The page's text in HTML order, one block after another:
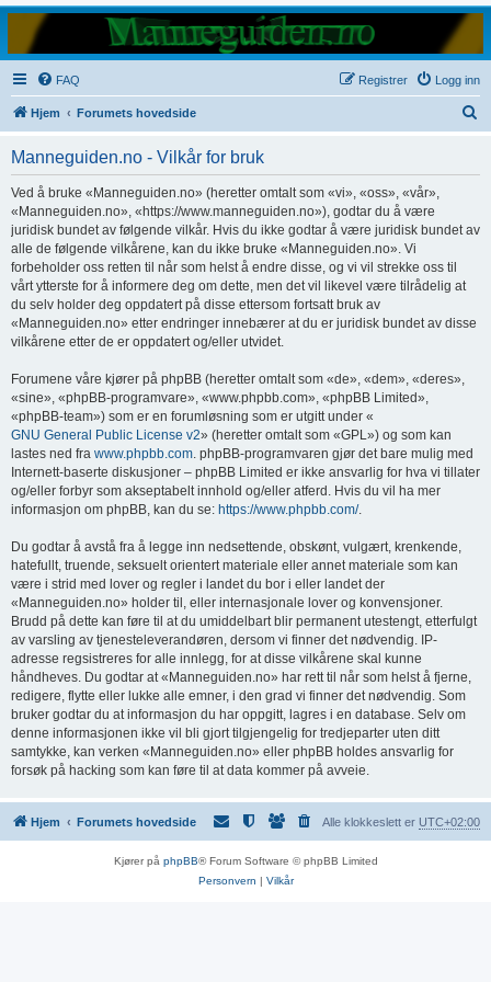
FAQ Logg inn
Registrer
Hjem Forumets hovedside
Manneguiden.no - Vilkår for bruk
Ved å bruke «Manneguiden.no» (heretter omtalt som «vi», «oss», «vår»,
«Manneguiden.no», «https://www.manneguiden.no»), godtar du å være
juridisk bundet av følgende vilkår. Hvis du ikke godtar å være juridisk bundet av
alle de følgende vilkårene, kan du ikke bruke «Manneguiden.no». Vi
forbeholder oss retten til når som helst å endre disse, og vi vil strekke oss til
vårt ytterste for å informere deg om dette, men det vil likevel være tilrådelig at
du selv holder deg oppdatert på disse ettersom fortsatt bruk av
«Manneguiden.no» etter endringer innebærer at du er juridisk bundet av disse
vilkårene etter de er oppdatert og/eller utvidet.
Forumene våre kjører på phpBB (heretter omtalt som «de», «dem», «deres»,
«sine», «phpBB-programvare», «www.phpbb.com», «phpBB Limited»,
«phpBB-team») som er en forumløsning som er utgitt under «
GNU General Public License v2» (heretter omtalt som «GPL») og som kan
lastes ned fra www.phpbb.com . phpBB-programvaren gjør det bare mulig med
Internett-baserte diskusjoner – phpBB Limited er ikke ansvarlig for hva vi tillater
og/eller forbyr som akseptabelt innhold og/eller atferd. Hvis du vil ha mer
informasjon om phpBB, kan du se: https://www.phpbb.com/.
Du godtar å avstå fra å legge inn nedsettende, obskønt, vulgært, krenkende,
hatefullt, truende, seksuelt orientert materiale eller annet materiale som kan
være i strid med lover og regler i landet du bor i eller landet der
«Manneguiden.no» holder til, eller internasjonale lover og konvensjoner.
Brudd på dette kan føre til at du umiddelbart blir permanent utestengt, etterfulgt
av varsling av tjenesteleverandøren, dersom vi finner det nødvendig. IP-
adresse regsistreres for alle innlegg, for at disse vilkårene skal kunne
håndheves. Du godtar at «Manneguiden.no» har rett til når som helst å fjerne,
redigere, flytte eller lukke alle emner, i den grad vi finner det nødvendig. Som
bruker godtar du at informasjon du har oppgitt, lagres i en database. Selv om
denne informasjonen ikke vil bli gjort tilgjengelig for tredjeparter uten ditt
samtykke, kan verken «Manneguiden.no» eller phpBB holdes ansvarlig for
forsøk på hacking som kan føre til at data kommer på avveie.
Hjem Forumets hovedside Alle klokkeslett er UTC+02:00
Kjører på phpBB® Forum Software © phpBB Limited
Personvern | Vilkår